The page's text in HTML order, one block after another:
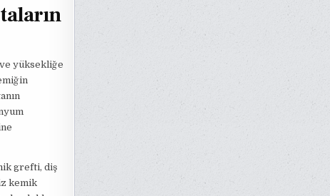
yüksekliğe
grefti, diş
kemik